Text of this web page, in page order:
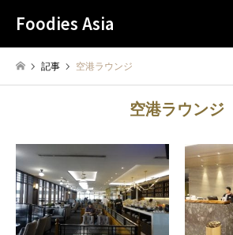
Foodies Asia
記事 空港ラウンジ
空港ラウンジ